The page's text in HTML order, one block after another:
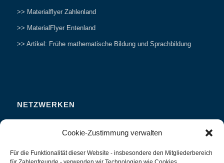
Cookie-Zustimmung verwalten
Für die Funktionalität dieser Website - insbesondere den Mitgliederbereich
>> Materialflyer Zahlenland
>> MaterialFlyer Entenland
>> Artikel: Frühe mathematische Bildung und Sprachbildung
NETZWERKEN
Zahlenfreunde Forum
Studieren